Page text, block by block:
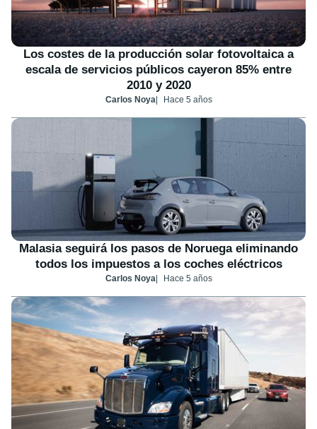
Los costes de la producción solar fotovoltaica a
escala de servicios públicos cayeron 85% entre
2010 y 2020
Carlos Noya Hace 5 años
Malasia seguirá los pasos de Noruega eliminando
todos los impuestos a los coches eléctricos
Carlos Noya Hace 5 años